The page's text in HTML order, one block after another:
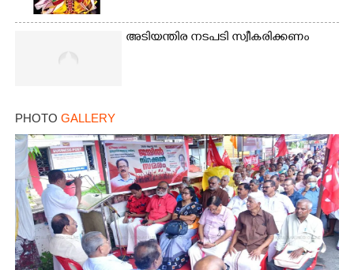
അടിയന്തിര നടപടി സ്വീകരിക്കണം
PHOTO GALLERY